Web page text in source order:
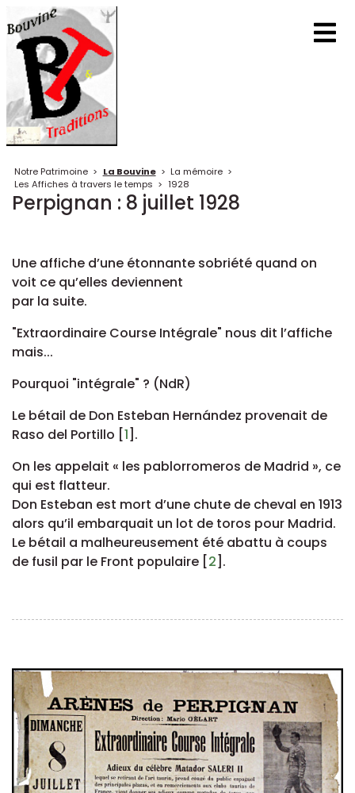
Notre Patrimoine > La Bouvine > La mémoire >
Les Affiches à travers le temps > 1928
Perpignan : 8 juillet 1928
Une affiche d’une étonnante sobriété quand on
voit ce qu’elles deviennent
par la suite.
"Extraordinaire Course Intégrale" nous dit l’affiche
mais...
Pourquoi "intégrale" ? (NdR)
Le bétail de Don Esteban Hernández provenait de
Raso del Portillo [1] .
On les appelait « les pablorromeros de Madrid », ce
qui est flatteur.
Don Esteban est mort d’une chute de cheval en 1913
alors qu’il embarquait un lot de toros pour Madrid.
Le bétail a malheureusement été abattu à coups
de fusil par le Front populaire [2] .